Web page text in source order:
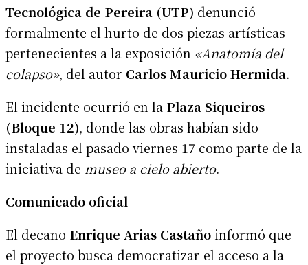
Tecnológica de Pereira (UTP) denunció
formalmente el hurto de dos piezas artísticas
pertenecientes a la exposición «Anatomía del
colapso», del autor Carlos Mauricio Hermida.
El incidente ocurrió en la Plaza Siqueiros
(Bloque 12), donde las obras habían sido
instaladas el pasado viernes 17 como parte de la
iniciativa de museo a cielo abierto.
Comunicado oficial
El decano Enrique Arias Castañoinformó que
el proyecto busca democratizar el acceso a la